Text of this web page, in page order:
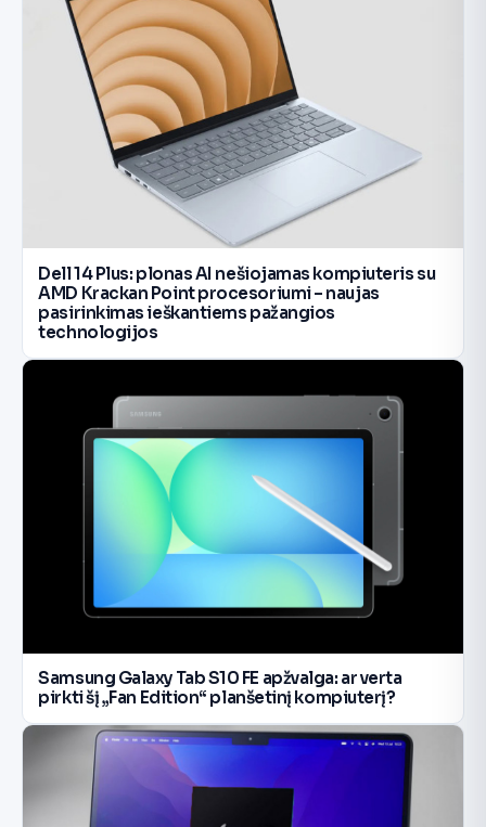
Dell 14 Plus: plonas AI nešiojamas kompiuteris su
AMD Krackan Point procesoriumi – naujas
pasirinkimas ieškantiems pažangios
technologijos
Samsung Galaxy Tab S10 FE apžvalga: ar verta
pirkti šį „Fan Edition“ planšetinį kompiuterį?